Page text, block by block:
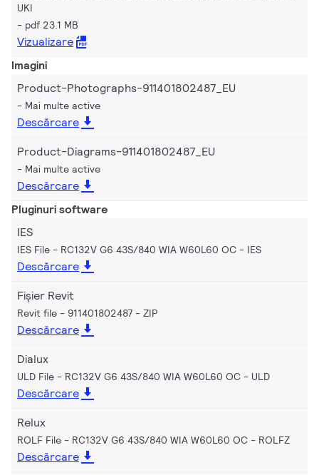
UKI
pdf 23.1 MB
Vizualizare
Imagini
Product-Photographs-911401802487_EU
Mai multe active
Descărcare
Product-Diagrams-911401802487_EU
Mai multe active
Descărcare
Pluginuri software
IES
IES File - RC132V G6 43S/840 WIA W60L60 OC IES
Descărcare
Fișier Revit
Revit file - 911401802487 ZIP
Descărcare
Dialux
ULD File - RC132V G6 43S/840 WIA W60L60 OC ULD
Descărcare
Relux
ROLF File - RC132V G6 43S/840 WIA W60L60 OC ROLFZ
Descărcare